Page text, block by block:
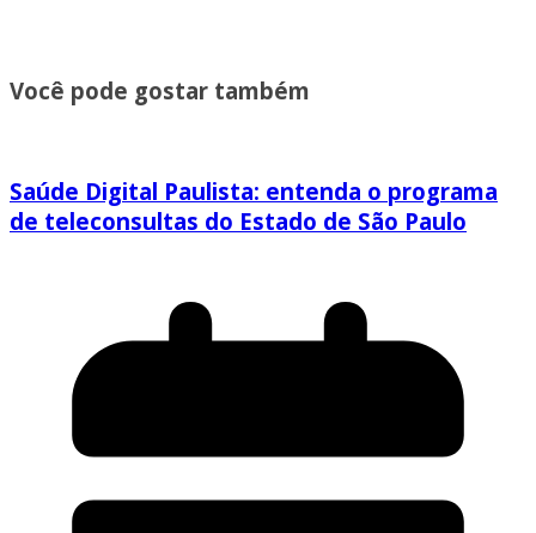
Você pode gostar também
Saúde Digital Paulista: entenda o programa
de teleconsultas do Estado de São Paulo